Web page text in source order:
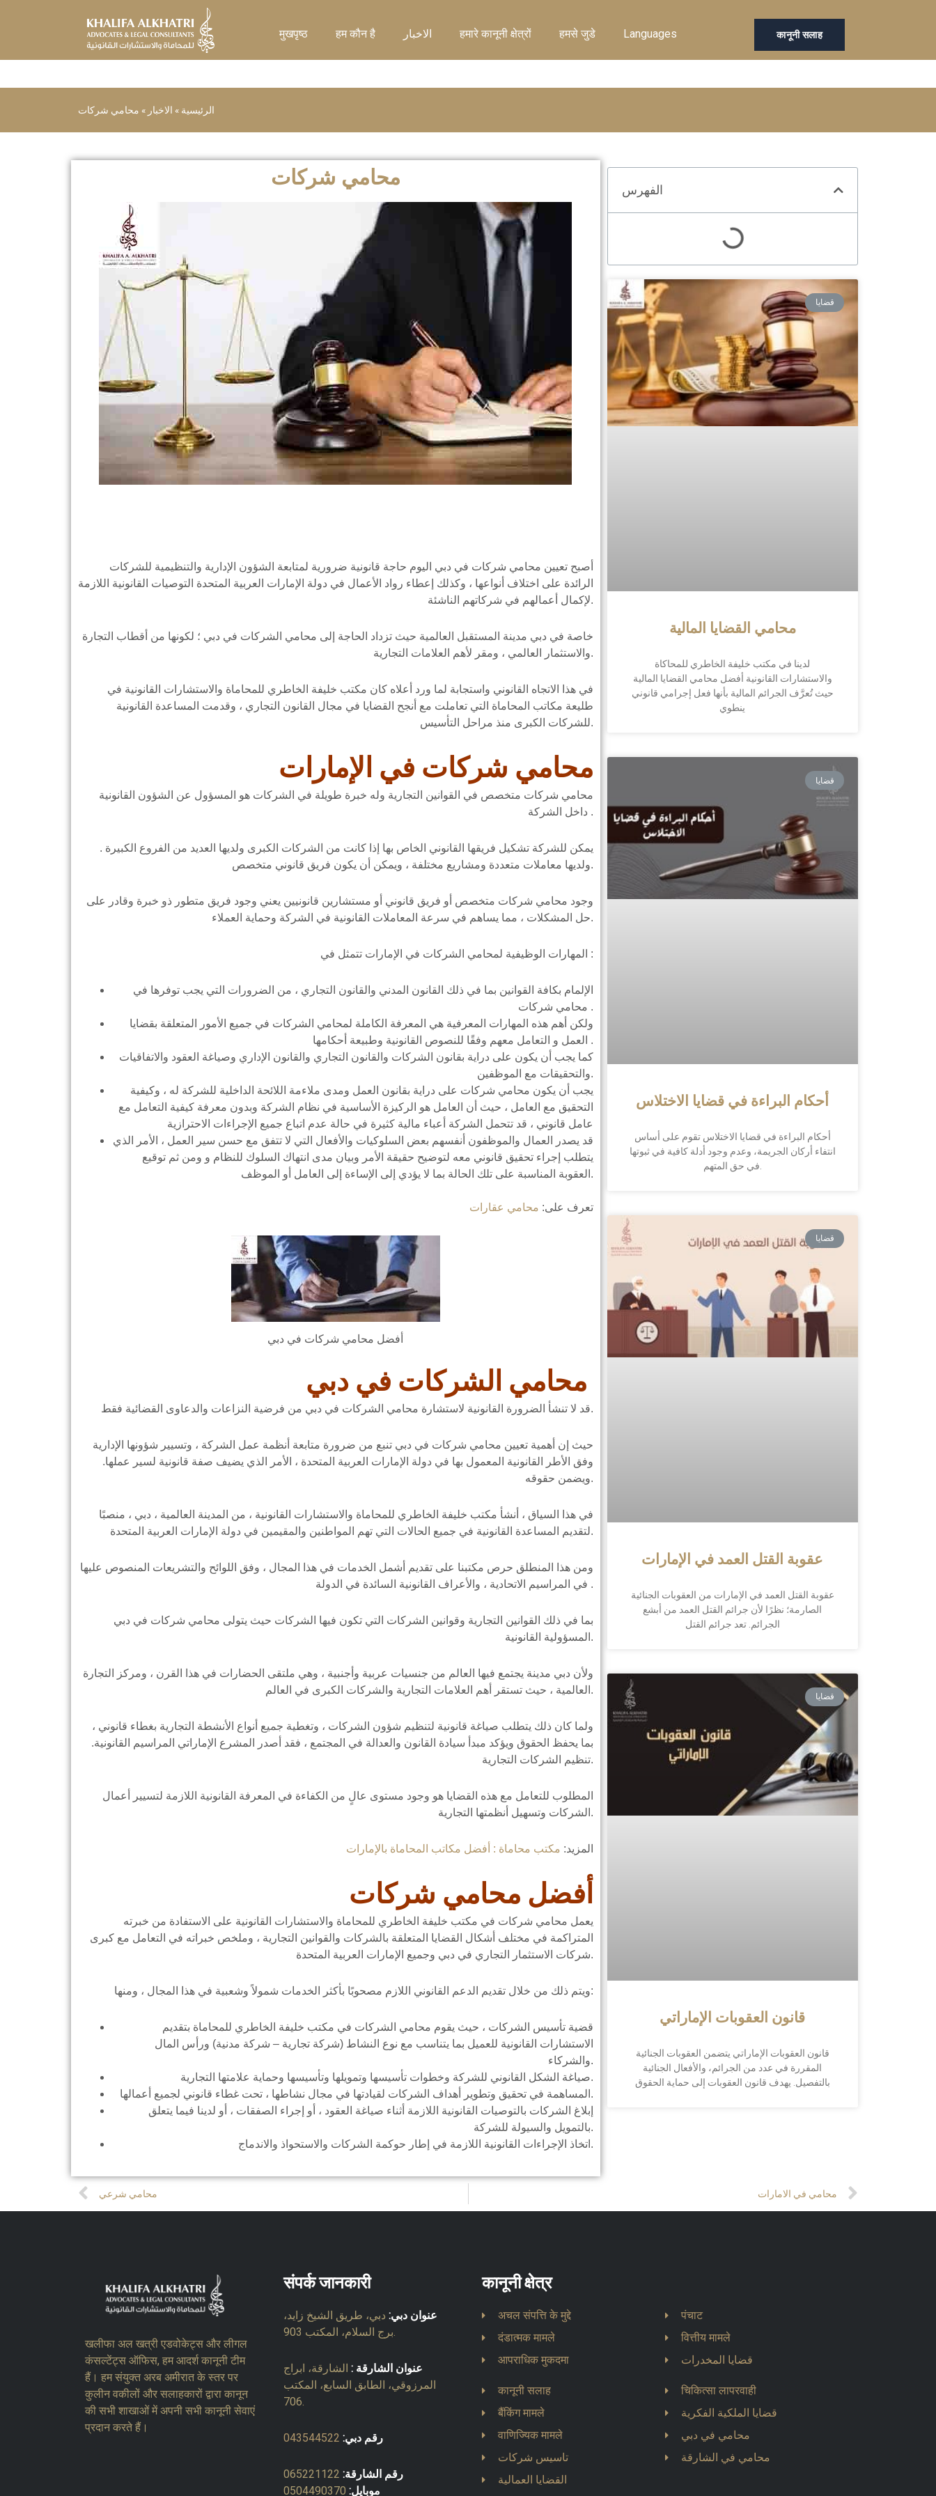
मुखपृष्ठ हम कौन है الاخبار हमारे कानूनी क्षेत्रों हमसे जुडे Languages कानूनी सलाह
الرئيسية » الاخبار » محامي شركات
محامي شركات
أصبح تعيين محامي شركات في دبي اليوم حاجة قانونية ضرورية لمتابعة الشؤون الإدارية والتنظيمية للشركات
الرائدة على اختلاف أنواعها ، وكذلك إعطاء رواد الأعمال في دولة الإمارات العربية المتحدة التوصيات القانونية اللازمة
لإكمال أعمالهم في شركاتهم الناشئة.
خاصة في دبي مدينة المستقبل العالمية حيث تزداد الحاجة إلى محامي الشركات في دبي ؛ لكونها من أقطاب التجارة
والاستثمار العالمي ، ومقر لأهم العلامات التجارية.
في هذا الاتجاه القانوني واستجابة لما ورد أعلاه كان مكتب خليفة الخاطري للمحاماة والاستشارات القانونية في
طليعة مكاتب المحاماة التي تعاملت مع أنجح القضايا في مجال القانون التجاري ، وقدمت المساعدة القانونية
للشركات الكبرى منذ مراحل التأسيس.
محامي شركات في الإمارات
محامي شركات متخصص في القوانين التجارية وله خبرة طويلة في الشركات هو المسؤول عن الشؤون القانونية
داخل الشركة .
يمكن للشركة تشكيل فريقها القانوني الخاص بها إذا كانت من الشركات الكبرى ولديها العديد من الفروع الكبيرة .
ولديها معاملات متعددة ومشاريع مختلفة ، ويمكن أن يكون فريق قانوني متخصص.
وجود محامي شركات متخصص أو فريق قانوني أو مستشارين قانونيين يعني وجود فريق متطور ذو خبرة وقادر على
حل المشكلات ، مما يساهم في سرعة المعاملات القانونية في الشركة وحماية العملاء.
المهارات الوظيفية لمحامي الشركات في الإمارات تتمثل في :
الإلمام بكافة القوانين بما في ذلك القانون المدني والقانون التجاري ، من الضرورات التي يجب توفرها في
محامي شركات .
ولكن أهم هذه المهارات المعرفية هي المعرفة الكاملة لمحامي الشركات في جميع الأمور المتعلقة بقضايا
العمل و التعامل معهم وفقًا للنصوص القانونية وطبيعة أحكامها .
كما يجب أن يكون على دراية بقانون الشركات والقانون التجاري والقانون الإداري وصياغة العقود والاتفاقيات
والتحقيقات مع الموظفين.
يجب أن يكون محامي شركات على دراية بقانون العمل ومدى ملاءمة اللائحة الداخلية للشركة له ، وكيفية
التحقيق مع العامل ، حيث أن العامل هو الركيزة الأساسية في نظام الشركة وبدون معرفة كيفية التعامل مع
عامل قانوني ، قد تتحمل الشركة أعباء مالية كثيرة في حالة عدم اتباع جميع الإجراءات الاحترازية
قد يصدر العمال والموظفون أنفسهم بعض السلوكيات والأفعال التي لا تتفق مع حسن سير العمل ، الأمر الذي
يتطلب إجراء تحقيق قانوني معه لتوضيح حقيقة الأمر وبيان مدى انتهاك السلوك للنظام و ومن ثم توقيع
العقوبة المناسبة على تلك الحالة بما لا يؤدي إلى الإساءة إلى العامل أو الموظف.
تعرف على: محامي عقارات
أفضل محامي شركات في دبي
قد لا تنشأ الضرورة القانونية لاستشارة محامي الشركات في دبي من فرضية النزاعات والدعاوى القضائية فقط.
حيث إن أهمية تعيين محامي شركات في دبي تنبع من ضرورة متابعة أنظمة عمل الشركة ، وتسيير شؤونها الإدارية
وفق الأطر القانونية المعمول بها في دولة الإمارات العربية المتحدة ، الأمر الذي يضيف صفة قانونية لسير عملها.
ويضمن حقوقه.
في هذا السياق ، أنشأ مكتب خليفة الخاطري للمحاماة والاستشارات القانونية ، من المدينة العالمية ، دبي ، منصبًا
لتقديم المساعدة القانونية في جميع الحالات التي تهم المواطنين والمقيمين في دولة الإمارات العربية المتحدة.
ومن هذا المنطلق حرص مكتبنا على تقديم أشمل الخدمات في هذا المجال ، وفق اللوائح والتشريعات المنصوص عليها
في المراسيم الاتحادية ، والأعراف القانونية السائدة في الدولة .
بما في ذلك القوانين التجارية وقوانين الشركات التي تكون فيها الشركات حيث يتولى محامي شركات في دبي
المسؤولية القانونية.
ولأن دبي مدينة يجتمع فيها العالم من جنسيات عربية وأجنبية ، وهي ملتقى الحضارات في هذا القرن ، ومركز التجارة
العالمية ، حيث تستقر أهم العلامات التجارية والشركات الكبرى في العالم.
ولما كان ذلك يتطلب صياغة قانونية لتنظيم شؤون الشركات ، وتغطية جميع أنواع الأنشطة التجارية بغطاء قانوني ،
بما يحفظ الحقوق ويؤكد مبدأ سيادة القانون والعدالة في المجتمع ، فقد أصدر المشرع الإماراتي المراسيم القانونية.
تنظيم الشركات التجارية.
المطلوب للتعامل مع هذه القضايا هو وجود مستوى عالٍ من الكفاءة في المعرفة القانونية اللازمة لتسيير أعمال
الشركات وتسهيل أنظمتها التجارية.
المزيد: مكتب محاماة : أفضل مكاتب المحاماة بالإمارات
أفضل محامي شركات
يعمل محامي شركات في مكتب خليفة الخاطري للمحاماة والاستشارات القانونية على الاستفادة من خبرته
المتراكمة في مختلف أشكال القضايا المتعلقة بالشركات والقوانين التجارية ، وملخص خبراته في التعامل مع كبرى
شركات الاستثمار التجاري في دبي وجميع الإمارات العربية المتحدة.
ويتم ذلك من خلال تقديم الدعم القانوني اللازم مصحوبًا بأكثر الخدمات شمولاً وشعبية في هذا المجال ، ومنها:
قضية تأسيس الشركات ، حيث يقوم محامي الشركات في مكتب خليفة الخاطري للمحاماة بتقديم
الاستشارات القانونية للعميل بما يتناسب مع نوع النشاط (شركة تجارية – شركة مدنية) ورأس المال
والشركاء.
صياغة الشكل القانوني للشركة وخطوات تأسيسها وتمويلها وتأسيسها وحماية علامتها التجارية.
المساهمة في تحقيق وتطوير أهداف الشركات لقيادتها في مجال نشاطها ، تحت غطاء قانوني لجميع أعمالها.
إبلاغ الشركات بالتوصيات القانونية اللازمة أثناء صياغة العقود ، أو إجراء الصفقات ، أو لدينا فيما يتعلق
بالتمويل والسيولة للشركة.
اتخاذ الإجراءات القانونية اللازمة في إطار حوكمة الشركات والاستحواذ والاندماج.
الفهرس
قضايا
محامي القضايا المالية
لدينا في مكتب خليفة الخاطري للمحاكاة
والاستشارات القانونية أفضل محامي القضايا المالية
حيث تُعرَّف الجرائم المالية بأنها فعل إجرامي قانوني
ينطوي
قضايا
أحكام البراءة في قضايا الاختلاس
أحكام البراءة في قضايا الاختلاس تقوم على أساس
انتفاء أركان الجريمة، وعدم وجود أدلة كافية في ثبوتها
في حق المتهم.
قضايا
عقوبة القتل العمد في الإمارات
عقوبة القتل العمد في الإمارات من العقوبات الجنائية
الصارمة؛ نظرًا لأن جرائم القتل العمد من أبشع
الجرائم. تعد جرائم القتل
قضايا
قانون العقوبات الإماراتي
قانون العقوبات الإماراتي يتضمن العقوبات الجنائية
المقررة في عدد من الجرائم، والأفعال الجنائية
بالتفصيل. يهدف قانون العقوبات إلى حماية الحقوق
Prev
محامي شرعي محامي في الامارات
खलीफा अल खत्री एडवोकेट्स और लीगल
कंसल्टेंट्स ऑफिस, हम आदर्श कानूनी टीम
हैं। हम संयुक्त अरब अमीरात के स्तर पर
कुलीन वकीलों और सलाहकारों द्वारा कानून
की सभी शाखाओं में अपनी सभी कानूनी सेवाएं
प्रदान करते हैं।
संपर्क जानकारी
عنوان دبي: دبي، طريق الشيخ زايد،
برج السلام، المكتب 903.
عنوان الشارقة : الشارقة، ابراج
المرزوقي، الطابق السابع، المكتب
706.
رقم دبي: 043544522
رقم الشارقة: 065221122
موبايل: 0504490370
कानूनी क्षेत्र
अचल संपत्ति के मुद्दे
दंडात्मक मामले
आपराधिक मुकदमा
कानूनी सलाह
बैंकिंग मामले
वाणिज्यिक मामले
تاسيس شركات
القضايا العمالية
पंचाट
वित्तीय मामले
قضايا المخدرات
चिकित्सा लापरवाही
قضايا الملكية الفكرية
محامي في دبي
محامي في الشارقة